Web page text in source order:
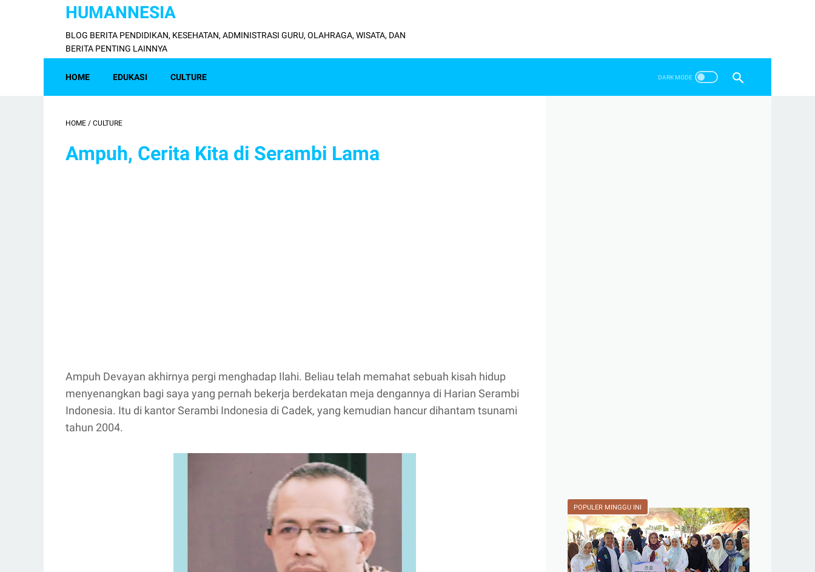
HUMANNESIA
BLOG BERITA PENDIDIKAN, KESEHATAN, ADMINISTRASI GURU, OLAHRAGA, WISATA, DAN
BERITA PENTING LAINNYA
HOME EDUKASI CULTURE
HOME / CULTURE
Ampuh, Cerita Kita di Serambi Lama
Ampuh Devayan akhirnya pergi menghadap Ilahi. Beliau telah memahat sebuah kisah hidup
menyenangkan bagi saya yang pernah bekerja berdekatan meja dengannya di Harian Serambi
Indonesia. Itu di kantor Serambi Indonesia di Cadek, yang kemudian hancur dihantam tsunami
tahun 2004.
POPULER MINGGU INI